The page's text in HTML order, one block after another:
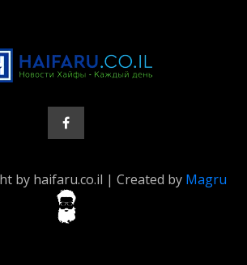
by haifaru.co.il | Created by Magru